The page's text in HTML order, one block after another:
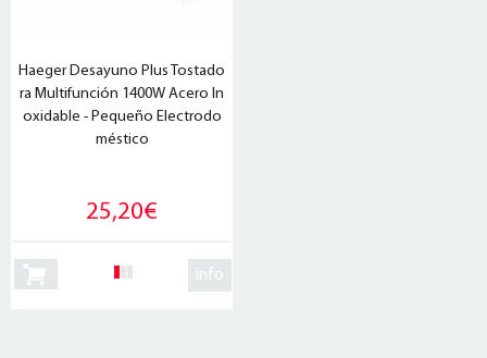
Haeger Desayuno Plus Tostado
ra Multifunción 1400W Acero In
oxidable - Pequeño Electrodo
méstico
25,20€
info